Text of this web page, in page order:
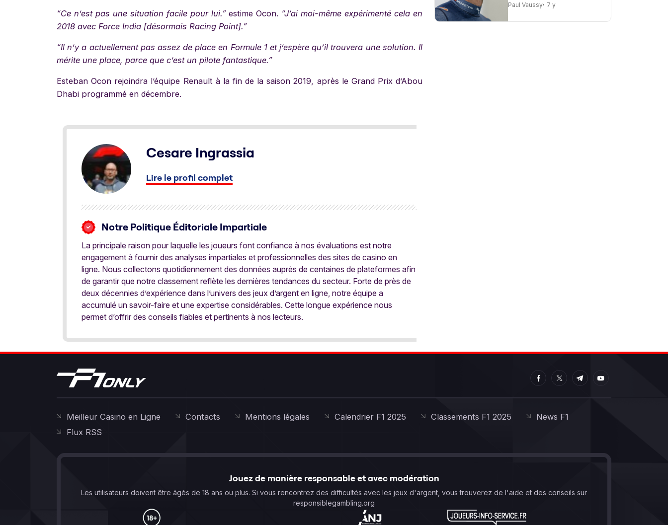
“Ce n’est pas une situation facile pour lui.”estime Ocon. “J’ai moi-même expérimenté cela en
2018 avec Force India [désormais Racing Point].”
“Il n’y a actuellement pas assez de place en Formule 1 et j’espère qu’il trouvera une solution. Il
mérite une place, parce que c’est un pilote fantastique.”
Esteban Ocon rejoindra l’équipe Renault à la fin de la saison 2019, après le Grand Prix d’Abou
Dhabi programmé en décembre.
Cesare Ingrassia
Lire le profil complet
Notre Politique Éditoriale Impartiale
La principale raison pour laquelle les joueurs font confiance à nos évaluations est notre
engagement à fournir des analyses impartiales et professionnelles des sites de casino en
ligne. Nous collectons quotidiennement des données auprès de centaines de plateformes afin
de garantir que notre classement reflète les dernières tendances du secteur. Forte de près de
deux décennies d’expérience dans l’univers des jeux d’argent en ligne, notre équipe a
accumulé un savoir-faire et une expertise considérables. Cette longue expérience nous
permet d’offrir des conseils fiables et pertinents à nos lecteurs.
Paul Vaussy 7 y
Meilleur Casino en Ligne Contacts Mentions légales Calendrier F1 2025 Classements F1 2025
News F1
Flux RSS
Jouez de manière responsable et avec modération
Les utilisateurs doivent être âgés de 18 ans ou plus. Si vous rencontrez des difficultés avec les jeux d'argent, vous trouverez de l'aide et des conseils sur
responsiblegambling.org